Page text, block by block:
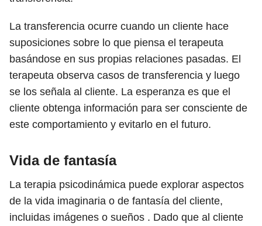
La transferencia ocurre cuando un cliente hace
suposiciones sobre lo que piensa el terapeuta
basándose en sus propias relaciones pasadas. El
terapeuta observa casos de transferencia y luego
se los señala al cliente. La esperanza es que el
cliente obtenga información para ser consciente de
este comportamiento y evitarlo en el futuro.
Vida de fantasía
La terapia psicodinámica puede explorar aspectos
de la vida imaginaria o de fantasía del cliente,
incluidas imágenes o sueños . Dado que al cliente